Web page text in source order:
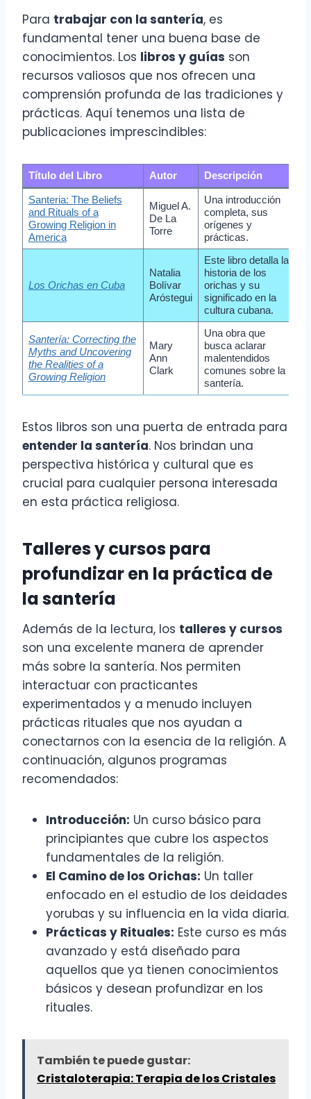
Para trabajar con la santería, es
fundamental tener una buena base de
conocimientos. Los libros y guías son
recursos valiosos que nos ofrecen una
comprensión profunda de las tradiciones y
prácticas. Aquí tenemos una lista de
publicaciones imprescindibles:
Título del Libro Autor Descripción
Santeria: The Beliefs
and Rituals of a
Growing Religion in
America
Miguel A.
De La
Torre
Una introducción
completa, sus
orígenes y
prácticas.
Los Orichas en Cuba
Natalia
Bolívar
Aróstegui
Este libro detalla la
historia de los
orichas y su
significado en la
cultura cubana.
Santería: Correcting the
Myths and Uncovering
the Realities of a
Growing Religion
Mary
Ann
Clark
Una obra que
busca aclarar
malentendidos
comunes sobre la
santería.
Estos libros son una puerta de entrada para
entender la santería. Nos brindan una
perspectiva histórica y cultural que es
crucial para cualquier persona interesada
en esta práctica religiosa.
Talleres y cursos para
profundizar en la práctica de
la santería
Además de la lectura, los talleres y cursos
son una excelente manera de aprender
más sobre la santería. Nos permiten
interactuar con practicantes
experimentados y a menudo incluyen
prácticas rituales que nos ayudan a
conectarnos con la esencia de la religión. A
continuación, algunos programas
recomendados:
Introducción: Un curso básico para
principiantes que cubre los aspectos
fundamentales de la religión.
El Camino de los Orichas: Un taller
enfocado en el estudio de los deidades
yorubas y su influencia en la vida diaria.
Prácticas y Rituales: Este curso es más
avanzado y está diseñado para
aquellos que ya tienen conocimientos
básicos y desean profundizar en los
rituales.
También te puede gustar:
Cristaloterapia: Terapia de los Cristales